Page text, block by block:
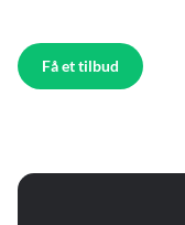
Få et tilbud